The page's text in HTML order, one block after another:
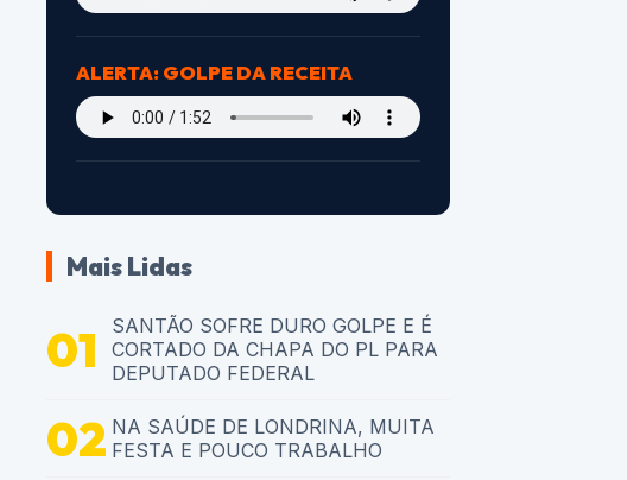
ALERTA: GOLPE DA RECEITA
Mais Lidas
SANTÃO SOFRE DURO GOLPE E É
CORTADO DA CHAPA DO PL PARA
DEPUTADO FEDERAL
NA SAÚDE DE LONDRINA, MUITA
FESTA E POUCO TRABALHO